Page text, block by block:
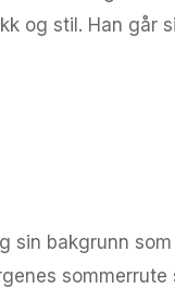
og stil. Han går
sin bakgrunn